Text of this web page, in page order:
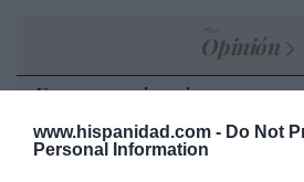
www.hispanidad.com - Do Not
Personal Information
Opinión
Enormes minucias
por Eulogio López